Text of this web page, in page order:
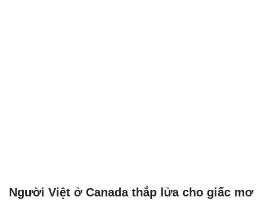
Người Việt ở Canada thắp lửa cho giấc mơ